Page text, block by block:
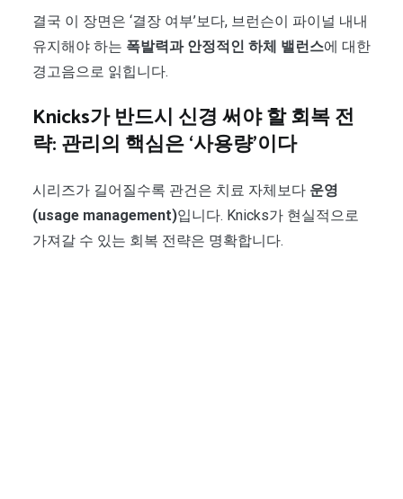
결국 이 장면은 ‘결장 여부’보다, 브런슨이 파이널 내내
유지해야 하는 폭발력과 안정적인 하체 밸런스에 대한
경고음으로 읽힙니다.
Knicks가 반드시 신경 써야 할 회복 전
략: 관리의 핵심은 ‘사용량’이다
시리즈가 길어질수록 관건은 치료 자체보다 운영
(usage management)입니다. Knicks가 현실적으로
가져갈 수 있는 회복 전략은 명확합니다.